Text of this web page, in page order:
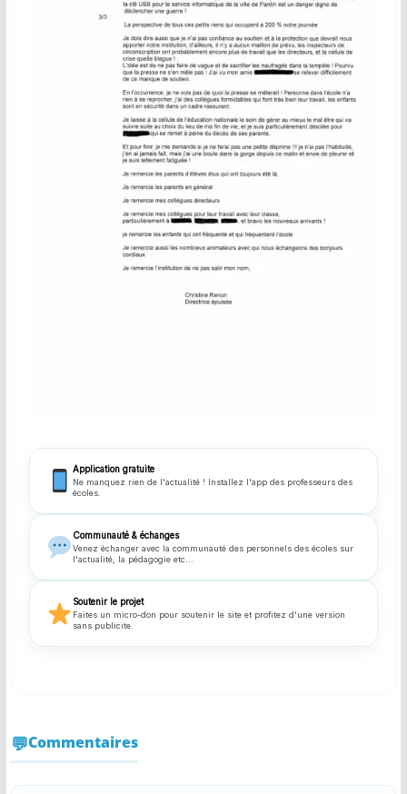
Application gratuite
Ne manquez rien de l'actualité ! Installez l'app des professeurs des
écoles.
Communauté & échanges
Venez échanger avec la communauté des personnels des écoles sur
l'actualité, la pédagogie etc...
Soutenir le projet
Faites un micro-don pour soutenir le site et profitez d'une version
sans publicite.
Commentaires